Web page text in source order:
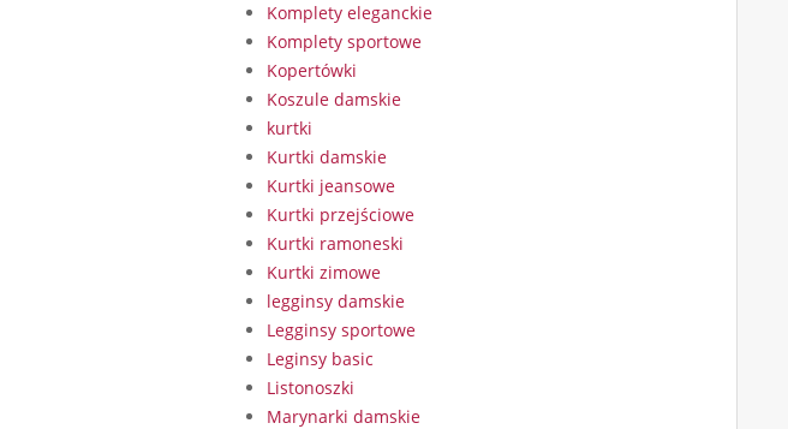
Komplety eleganckie
Komplety sportowe
Kopertówki
Koszule damskie
kurtki
Kurtki damskie
Kurtki jeansowe
Kurtki przejściowe
Kurtki ramoneski
Kurtki zimowe
legginsy damskie
Legginsy sportowe
Leginsy basic
Listonoszki
Marynarki damskie